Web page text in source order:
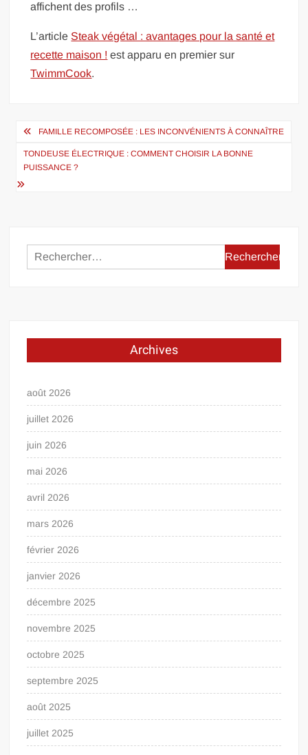
affichent des profils …
L’article Steak végétal : avantages pour la santé et
recette maison ! est apparu en premier sur
TwimmCook.
Navigation
de
l’article
FAMILLE RECOMPOSÉE : LES INCONVÉNIENTS À CONNAÎTRE
TONDEUSE ÉLECTRIQUE : COMMENT CHOISIR LA BONNE
PUISSANCE ?
Rechercher :
Archives
août 2026
juillet 2026
juin 2026
mai 2026
avril 2026
mars 2026
février 2026
janvier 2026
décembre 2025
novembre 2025
octobre 2025
septembre 2025
août 2025
juillet 2025